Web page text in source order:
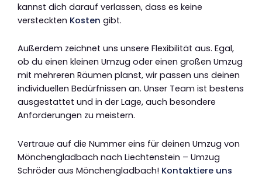
kannst dich darauf verlassen, dass es keine
versteckten Kosten gibt.
Außerdem zeichnet uns unsere Flexibilität aus. Egal,
ob du einen kleinen Umzug oder einen großen Umzug
mit mehreren Räumen planst, wir passen uns deinen
individuellen Bedürfnissen an. Unser Team ist bestens
ausgestattet und in der Lage, auch besondere
Anforderungen zu meistern.
Vertraue auf die Nummer eins für deinen Umzug von
Mönchengladbach nach Liechtenstein – Umzug
Schröder aus Mönchengladbach! Kontaktiere uns